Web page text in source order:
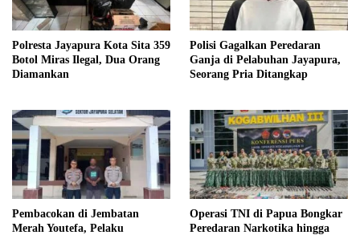
Polresta Jayapura Kota Sita 359
Botol Miras Ilegal, Dua Orang
Diamankan
Polisi Gagalkan Peredaran
Ganja di Pelabuhan Jayapura,
Seorang Pria Ditangkap
Pembacokan di Jembatan
Merah Youtefa, Pelaku
Operasi TNI di Papua Bongkar
Peredaran Narkotika hingga